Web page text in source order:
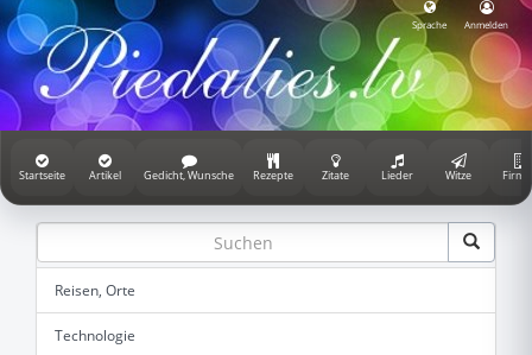
Sprache Anmelden
Startseite Artikel Gedicht, Wunsche Rezepte Zitate Lieder Witze
Reisen, Orte
Technologie